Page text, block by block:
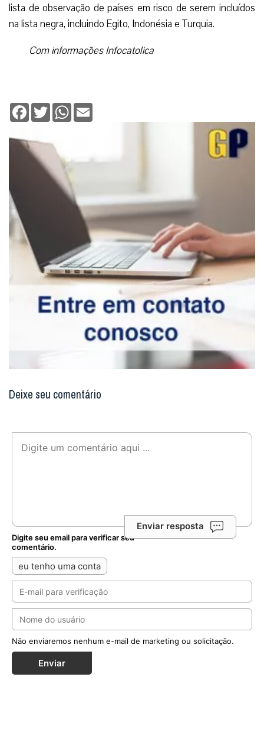
lista de observação de países em risco de serem incluídos
na lista negra, incluindo Egito, Indonésia e Turquia.
Com informações Infocatolica
Facebook
TwitterWhatsApp
Deixe seu comentário
Enviar resposta
Digite seu email para verificar seu
comentário.
eu tenho uma conta
Não enviaremos nenhum e-mail de marketing ou solicitação.
Enviar